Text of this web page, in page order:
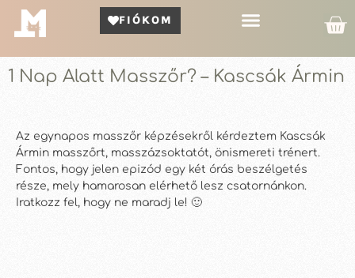
FIÓKOM
1 Nap Alatt Masszőr? – Kascsák Ármin
Az egynapos masszőr képzésekről kérdeztem Kascsák
Ármin masszőrt, masszázsoktatót, önismereti trénert.
Fontos, hogy jelen epizód egy két órás beszélgetés
része, mely hamarosan elérhető lesz csatornánkon.
Iratkozz fel, hogy ne maradj le! 🙂